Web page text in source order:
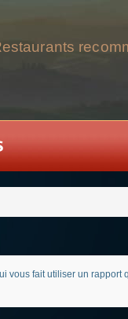
vous fait utiliser un rapport